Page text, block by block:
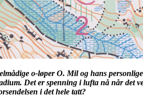
o-løper O. Mil og hans
Det er spenning i lufta nå når det
i det hele tatt?